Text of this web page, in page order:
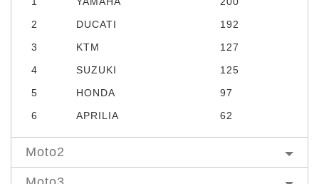
2
DUCATI
192
3
KTM
127
4
SUZUKI
125
5
HONDA
97
6
APRILIA 62
Moto2